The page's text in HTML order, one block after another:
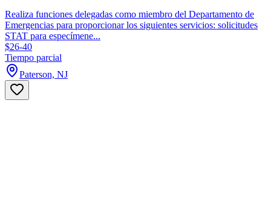
Realiza funciones delegadas como miembro del Departamento de
Emergencias para proporcionar los siguientes servicios: solicitudes
STAT para especímene...
$26-40
Tiempo parcial
Paterson, NJ